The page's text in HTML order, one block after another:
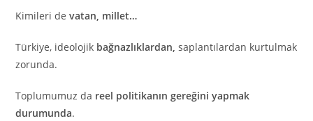
Kimileri devatan, millet…
Türkiye, ideolojik bağnazlıklardan, saplantılardan kurtulmak
zorunda.
Toplumumuz da reel politikanın gereğini yapmak
durumunda.